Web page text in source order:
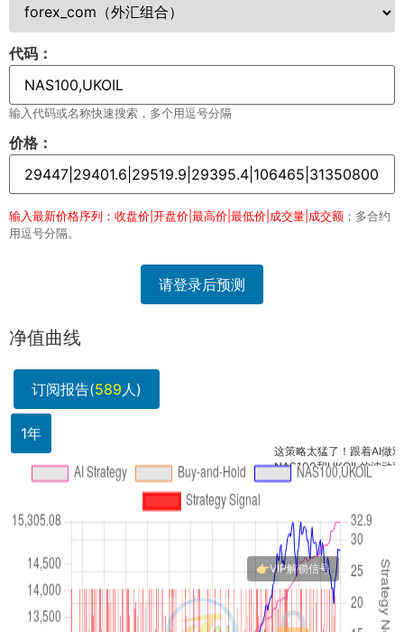
代码：
输入代码或名称快速搜索，多个用逗号分隔
价格：
输入最新价格序列：收盘价|开盘价|最高价|最低价|成交量|成交额 ；多合约
用逗号分隔。
请登录后预测
净值曲线
订阅报告(589人)
1年
这策略太猛了！跟着AI做双星
NAS100和UKOIL的波动率差异